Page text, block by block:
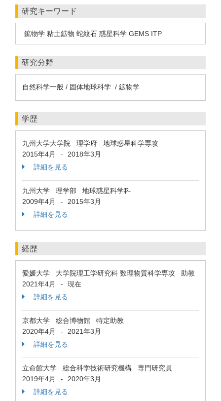
研究キーワード
鉱物学 粘土鉱物 蛇紋石 惑星科学 GEMS ITP
研究分野
自然科学一般 / 固体地球科学 / 鉱物学
学歴
九州大学大学院 理学府 地球惑星科学専攻
2015年4月
-
2018年3月
詳細を見る
九州大学 理学部 地球惑星科学科
2009年4月
-
2015年3月
詳細を見る
経歴
愛媛大学 大学院理工学研究科 数理物質科学専攻 助教
2021年4月
-
現在
詳細を見る
京都大学 総合博物館 特定助教
2020年4月
-
2021年3月
詳細を見る
立命館大学 総合科学技術研究機構 専門研究員
2019年4月
-
2020年3月
詳細を見る